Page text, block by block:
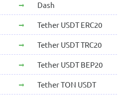
Dash
Tether USDT ERC20
Tether USDT TRC20
Tether USDT BEP20
Tether TON USDT